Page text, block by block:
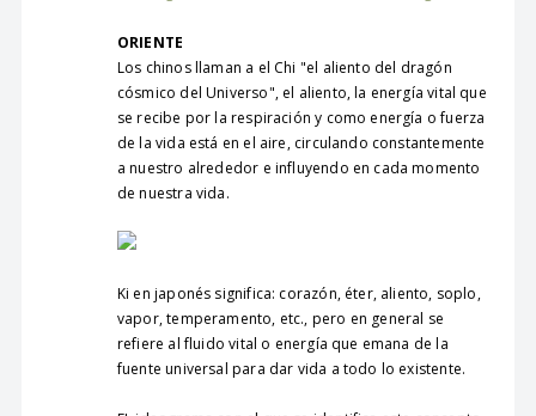
ORIENTE
Los chinos llaman a el Chi "el aliento del dragón
cósmico del Universo", el aliento, la energía vital que
se recibe por la respiración y como energía o fuerza
de la vida está en el aire, circulando constantemente
a nuestro alrededor e influyendo en cada momento
de nuestra vida.
Ki en japonés significa: corazón, éter, aliento, soplo,
vapor, temperamento, etc., pero en general se
refiere al fluido vital o energía que emana de la
fuente universal para dar vida a todo lo existente.